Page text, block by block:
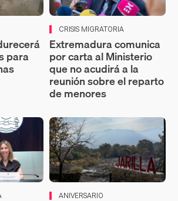
para
CRISIS MIGRATORIA
Extremadura comunica
por carta al Ministerio
que no acudirá a la
reunión sobre el reparto
de menores
ANIVERSARIO